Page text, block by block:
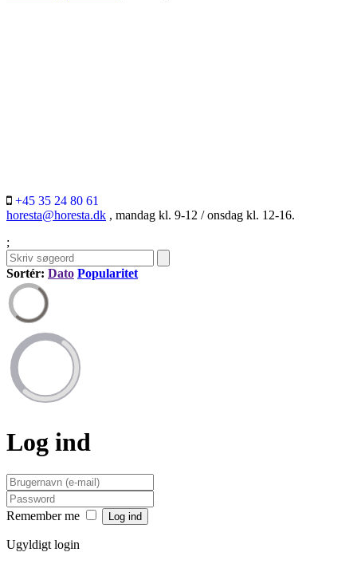
+45 35 24 80 61
horesta@horesta.dk , mandag kl. 9-12 / onsdag kl. 12-16.
;
Sortér: Dato Popularitet
Log ind
Remember me
Ugyldigt login